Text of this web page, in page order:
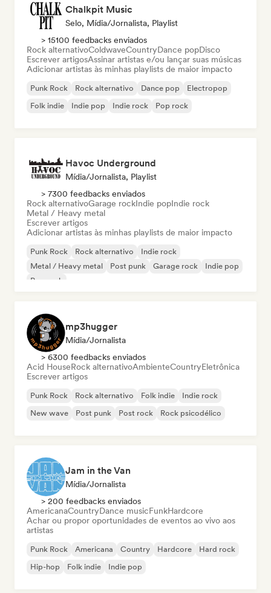
Chalkpit Music
Selo, Mídia/Jornalista, Playlist
> 15100 feedbacks enviados
Rock alternativoColdwaveCountryDance popDisco
Escrever artigosAssinar artistas e/ou lançar suas músicas
Adicionar artistas às minhas playlists de maior impacto
Punk Rock Rock alternativo Dance pop
Electropop
Folk indie
Indie pop Indie rock Pop rock
Havoc Underground
Mídia/Jornalista, Playlist
> 7300 feedbacks enviados
Rock alternativoGarage rockIndie popIndie rock
Metal / Heavy metal
Escrever artigos
Adicionar artistas às minhas playlists de maior impacto
Punk Rock Rock alternativo
Indie rock
Metal / Heavy metal
Post punk Garage rock
Indie pop
Pop rock
mp3hugger
Mídia/Jornalista
> 6300 feedbacks enviados
Acid HouseRock alternativoAmbienteCountryEletrônica
Escrever artigos
Punk Rock Rock alternativo Folk indie
Indie rock
New wave
Post punk Post rock Rock psicodélico
Jam in the Van
Mídia/Jornalista
> 200 feedbacks enviados
AmericanaCountryDance musicFunkHardcore
Achar ou propor oportunidades de eventos ao vivo aos
artistas
Punk Rock Americana Country Hardcore
Hard rock
Hip-hop
Folk indie Indie pop